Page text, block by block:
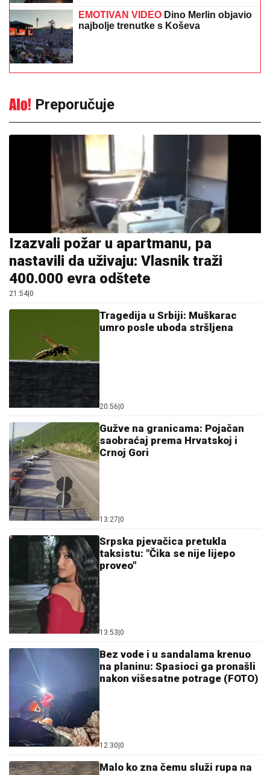
EMOTIVAN VIDEO Dino Merlin objavio
najbolje trenutke s Koševa
Preporučuje
Izazvali požar u apartmanu, pa
nastavili da uživaju: Vlasnik traži
400.000 evra odštete
21:54 0
Tragedija u Srbiji: Muškarac
umro posle uboda stršljena
20:56 0
Gužve na granicama: Pojačan
saobraćaj prema Hrvatskoj i
Crnoj Gori
13:27 0
Srpska pjevačica pretukla
taksistu: "Čika se nije lijepo
proveo"
13:53 0
Bez vode i u sandalama krenuo
na planinu: Spasioci ga pronašli
nakon višesatne potrage (FOTO)
12:30 0
Malo ko zna čemu služi rupa na